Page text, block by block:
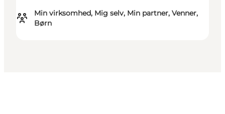
Min virksomhed, Mig selv, Min partner, Venner,
Børn